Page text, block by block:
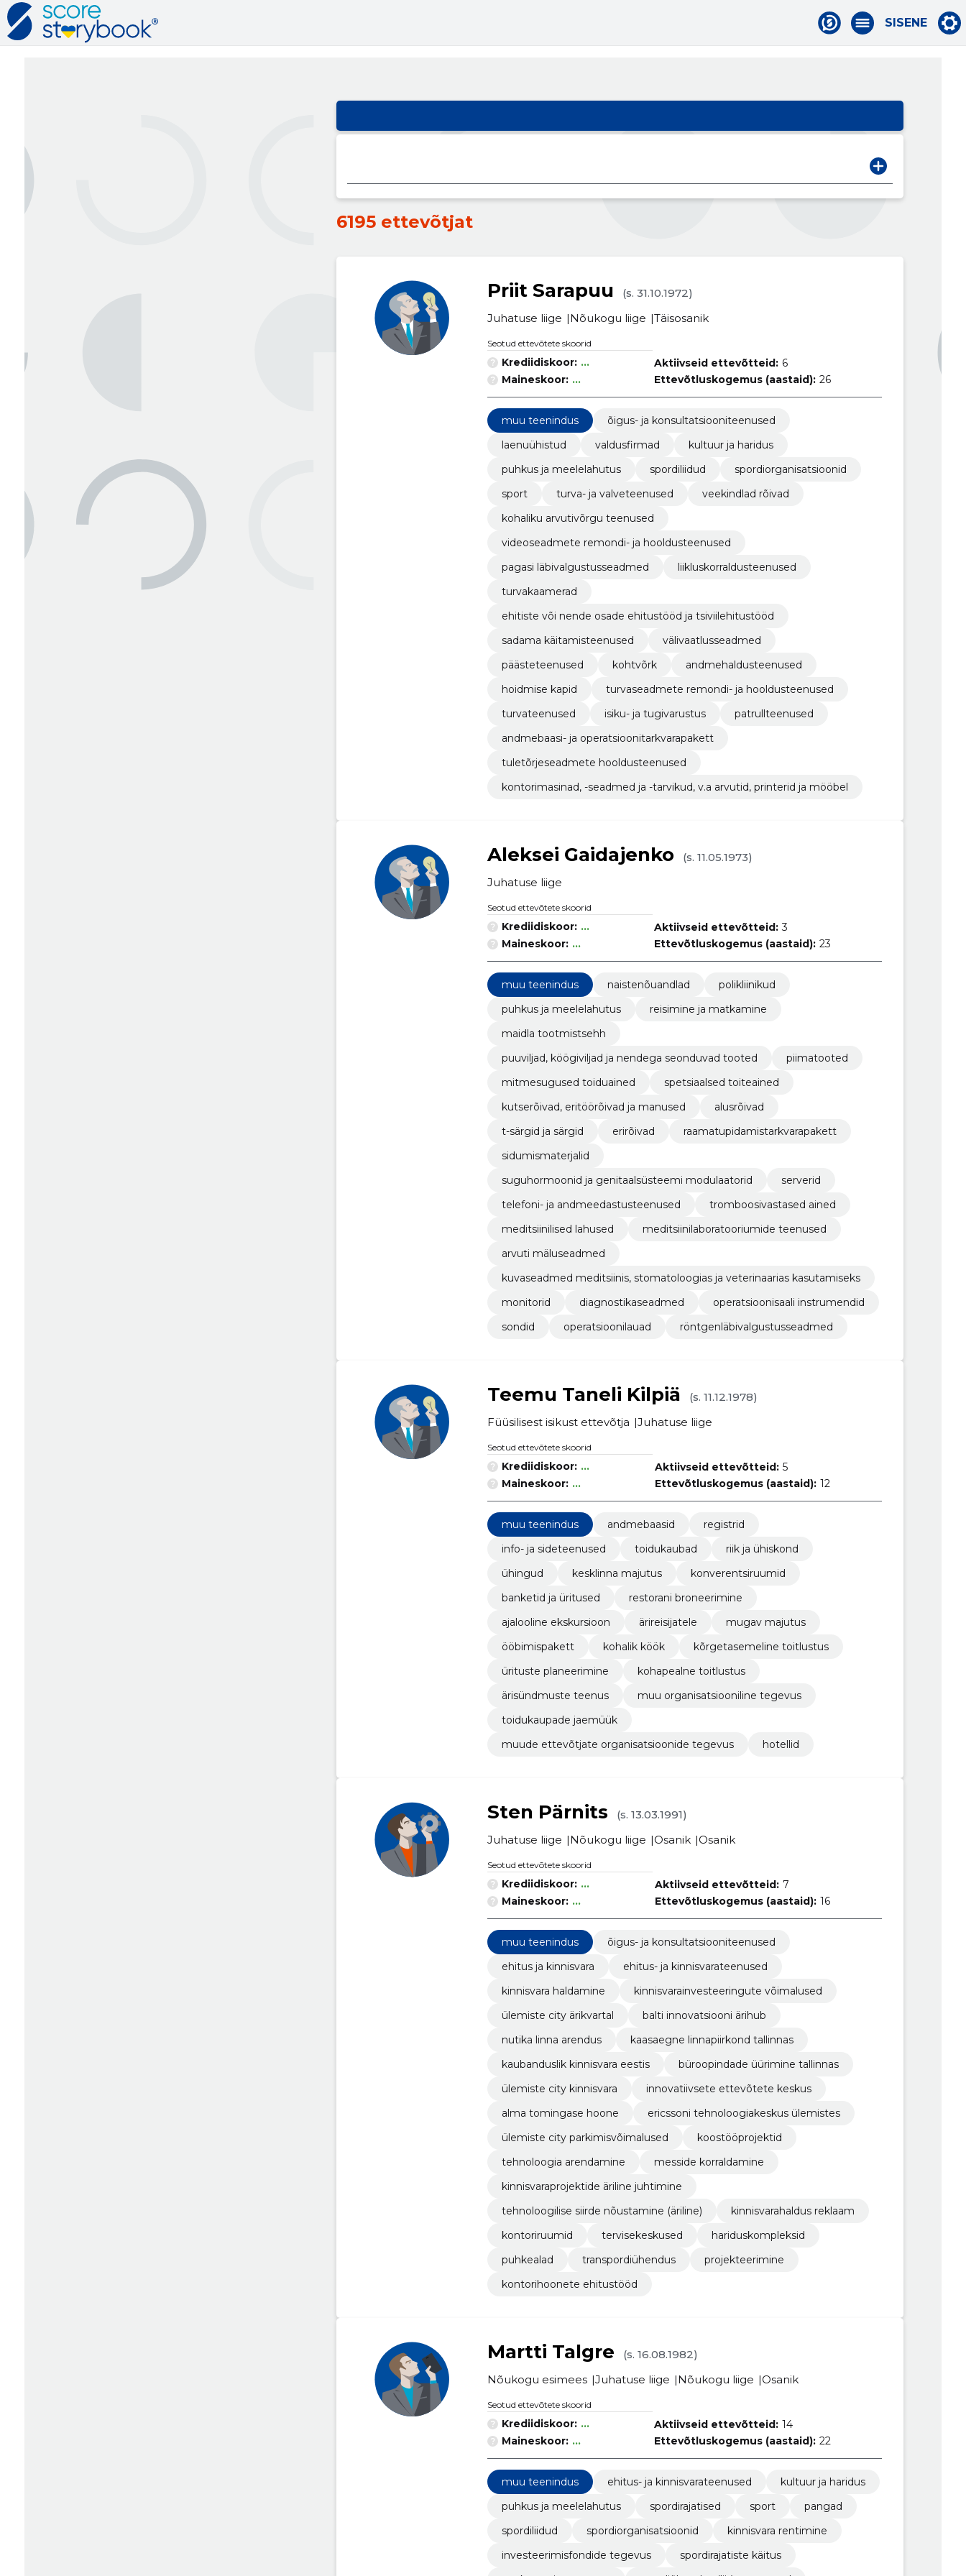
SISENE
6195 ettevõtjat
Priit Sarapuu
(s. 31.10.1972)
Juhatuse liige
Nõukogu liige Täisosanik
Seotud ettevõtete skoorid
Krediidiskoor: ...
Maineskoor: ...
Aktiivseid ettevõtteid: 6
Ettevõtluskogemus (aastaid): 26
muu teenindus
õigus- ja konsultatsiooniteenused
laenuühistud
valdusfirmad
kultuur ja haridus
puhkus ja meelelahutus
spordiliidud
spordiorganisatsioonid
sport
turva- ja valveteenused
veekindlad rõivad
kohaliku arvutivõrgu teenused
videoseadmete remondi- ja hooldusteenused
pagasi läbivalgustusseadmed
liikluskorraldusteenused
turvakaamerad
ehitiste või nende osade ehitustööd ja tsiviilehitustööd
sadama käitamisteenused
välivaatlusseadmed
päästeteenused
kohtvõrk
andmehaldusteenused
hoidmise kapid
turvaseadmete remondi- ja hooldusteenused
turvateenused
isiku- ja tugivarustus
patrullteenused
andmebaasi- ja operatsioonitarkvarapakett
tuletõrjeseadmete hooldusteenused
kontorimasinad, -seadmed ja -tarvikud, v.a arvutid, printerid ja mööbel
Aleksei Gaidajenko
(s. 11.05.1973)
Juhatuse liige
Seotud ettevõtete skoorid
Krediidiskoor: ...
Maineskoor: ...
Aktiivseid ettevõtteid: 3
Ettevõtluskogemus (aastaid): 23
muu teenindus naistenõuandlad
polikliinikud
puhkus ja meelelahutus
reisimine ja matkamine
maidla tootmistsehh
puuviljad, köögiviljad ja nendega seonduvad tooted
piimatooted
mitmesugused toiduained
spetsiaalsed toiteained
kutserõivad, eritöörõivad ja manused
alusrõivad
t-särgid ja särgid
erirõivad
raamatupidamistarkvarapakett
sidumismaterjalid
suguhormoonid ja genitaalsüsteemi modulaatorid
serverid
telefoni- ja andmeedastusteenused
tromboosivastased ained
meditsiinilised lahused
meditsiinilaboratooriumide teenused
arvuti mäluseadmed
kuvaseadmed meditsiinis, stomatoloogias ja veterinaarias kasutamiseks
monitorid
diagnostikaseadmed
operatsioonisaali instrumendid
sondid
operatsioonilauad röntgenläbivalgustusseadmed
Teemu Taneli Kilpiä
(s. 11.12.1978)
Füüsilisest isikust ettevõtja
Juhatuse liige
Seotud ettevõtete skoorid
Krediidiskoor: ...
Maineskoor: ...
Aktiivseid ettevõtteid: 5
Ettevõtluskogemus (aastaid): 12
muu teenindus andmebaasid
registrid
info- ja sideteenused
toidukaubad
riik ja ühiskond
ühingud
kesklinna majutus
konverentsiruumid
banketid ja üritused
restorani broneerimine
ajalooline ekskursioon
ärireisijatele
mugav majutus
ööbimispakett
kohalik köök
kõrgetasemeline toitlustus
ürituste planeerimine
kohapealne toitlustus
ärisündmuste teenus
muu organisatsiooniline tegevus
toidukaupade jaemüük
muude ettevõtjate organisatsioonide tegevus
hotellid
Sten Pärnits
(s. 13.03.1991)
Juhatuse liige
Nõukogu liige Osanik Osanik
Seotud ettevõtete skoorid
Krediidiskoor: ...
Maineskoor: ...
Aktiivseid ettevõtteid: 7
Ettevõtluskogemus (aastaid): 16
muu teenindus
õigus- ja konsultatsiooniteenused
ehitus ja kinnisvara
ehitus- ja kinnisvarateenused
kinnisvara haldamine
kinnisvarainvesteeringute võimalused
ülemiste city ärikvartal
balti innovatsiooni ärihub
nutika linna arendus
kaasaegne linnapiirkond tallinnas
kaubanduslik kinnisvara eestis
büroopindade üürimine tallinnas
ülemiste city kinnisvara
innovatiivsete ettevõtete keskus
alma tomingase hoone
ericssoni tehnoloogiakeskus ülemistes
ülemiste city parkimisvõimalused
koostööprojektid
tehnoloogia arendamine
messide korraldamine
kinnisvaraprojektide äriline juhtimine
tehnoloogilise siirde nõustamine (äriline)
kinnisvarahaldus reklaam
kontoriruumid
tervisekeskused
hariduskompleksid
puhkealad
transpordiühendus
projekteerimine
kontorihoonete ehitustööd
Martti Talgre
(s. 16.08.1982)
Nõukogu esimees Juhatuse liige Nõukogu liige Osanik
Seotud ettevõtete skoorid
Krediidiskoor: ...
Maineskoor: ...
Aktiivseid ettevõtteid: 14
Ettevõtluskogemus (aastaid): 22
muu teenindus ehitus- ja kinnisvarateenused
kultuur ja haridus
puhkus ja meelelahutus
spordirajatised sport
pangad
spordiliidud
spordiorganisatsioonid
kinnisvara rentimine
investeerimisfondide tegevus
spordirajatiste käitus